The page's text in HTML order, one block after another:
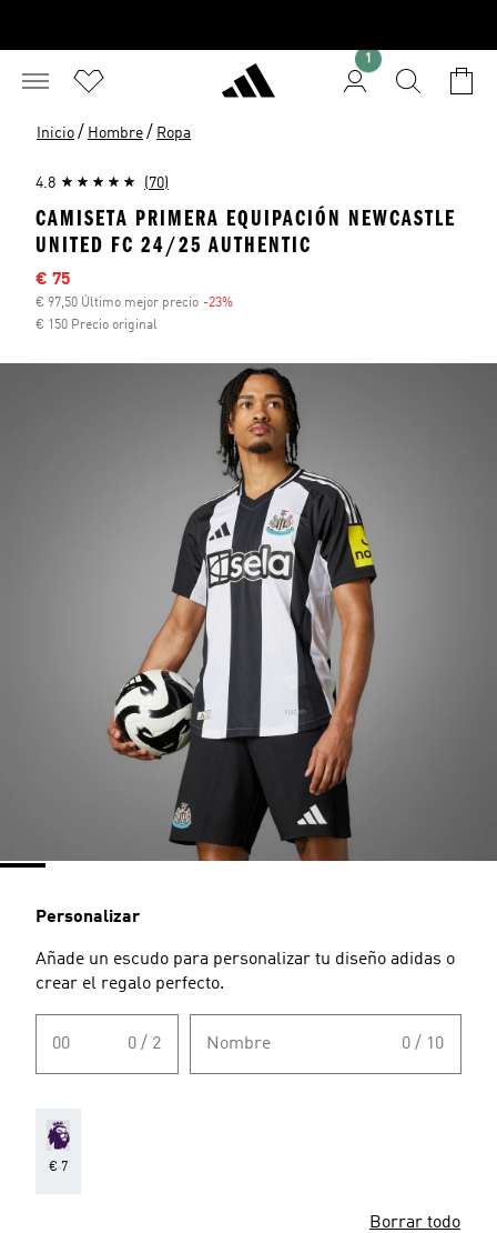
1
Inicio / Hombre / Ropa
4.8 (70)
CAMISETA PRIMERA EQUIPACIÓN NEWCASTLE
UNITED FC 24/25 AUTHENTIC
Precio rebajado
€ 75
€ 97,50 Último mejor precio -23%
€ 150 Precio original
Personalizar
Añade un escudo para personalizar tu diseño adidas o
crear el regalo perfecto.
00 0 / 2 Nombre 0 / 10
€ 7
Borrar todo